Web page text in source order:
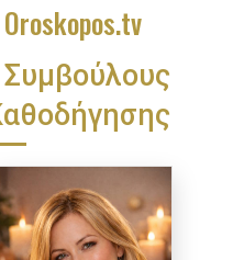
Συμβούλους